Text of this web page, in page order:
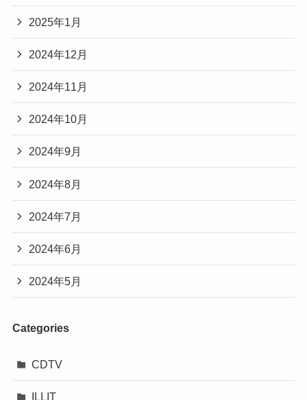
2025年1月
2024年12月
2024年11月
2024年10月
2024年9月
2024年8月
2024年7月
2024年6月
2024年5月
Categories
CDTV
ILLIT